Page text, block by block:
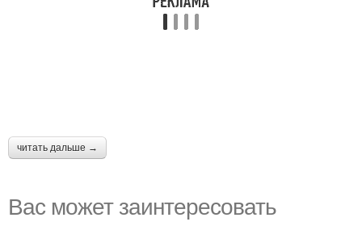
читать дальше →
Вас может заинтересовать